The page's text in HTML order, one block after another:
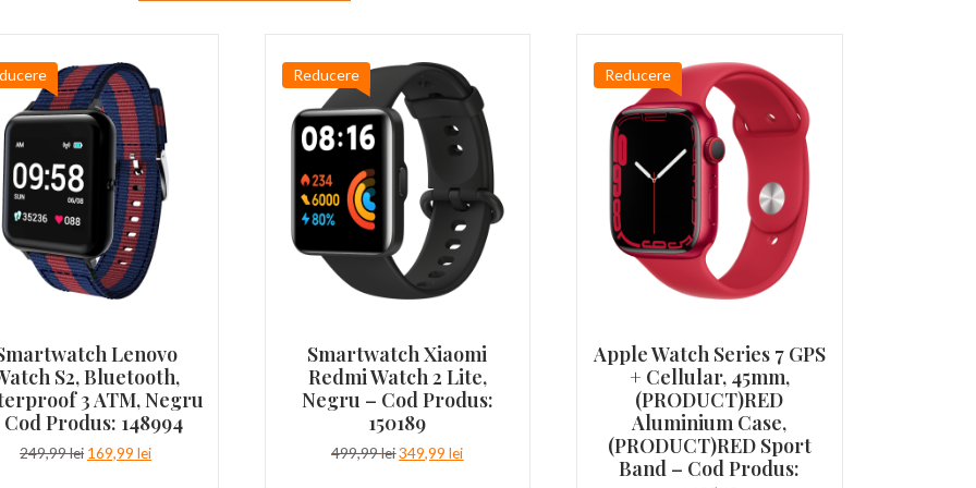
Lenovo
S2, Bluetooth,
3 ATM, Negru
Cod Produs: 148994
249,99lei Prețul
169,99leiPrețul
Reducere
Smartwatch Xiaomi
Redmi Watch 2 Lite,
Negru – Cod Produs:
150189
499,99leiPrețul
349,99leiPrețul
Reducere
Apple Watch Series 7 GPS
+ Cellular, 45mm,
(PRODUCT)RED
Aluminium Case,
(PRODUCT)RED Sport
Band – Cod Produs: